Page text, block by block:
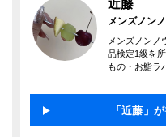
近藤
メンズノン
メンズノンノ
品検定1級を
もの・お鮨ラ
「近藤」